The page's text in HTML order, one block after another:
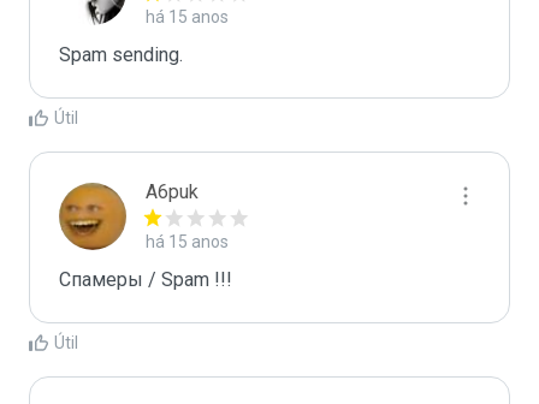
há 15 anos
Spam sending.
Útil
A6puk
há 15 anos
Спамеры / Spam !!!
Útil